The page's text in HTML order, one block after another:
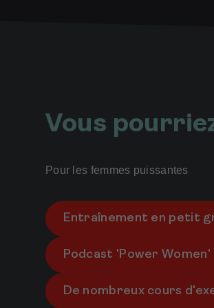
Vous
Pour les femmes puissantes
Entraînement en petit
Podcast 'Power
De nombreux cours